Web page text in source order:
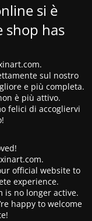
si è
has
sul nostro
e più completa.
è più attivo.
felici di accogliervi
official website to
experience.
is no longer active.
happy to welcome